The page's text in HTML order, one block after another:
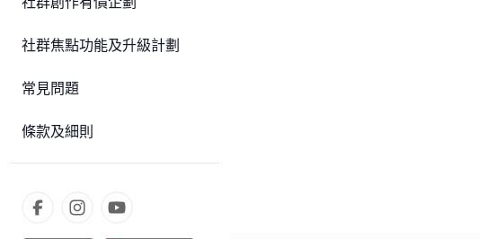
社群焦點功能及升級計劃
常見問題
條款及細則